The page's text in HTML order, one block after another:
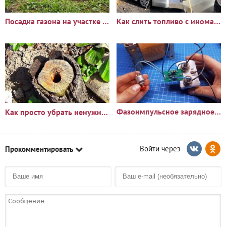
Посадка газона на участке с сорняками: опыт и результаты Как слить топливо с иномарки через горловину бака
Как просто убрать ненужный пень?🪵 Фазоимпульсное зарядное устройство своими руками
Прокомментировать